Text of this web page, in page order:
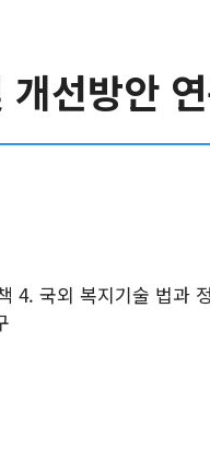
선방안
4. 국외 복지기술 법과